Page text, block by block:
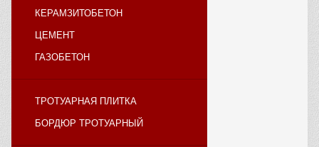
КЕРАМЗИТОБЕТОН
ЦЕМЕНТ
ГАЗОБЕТОН
ТРОТУАРНАЯ ПЛИТКА
БОРДЮР ТРОТУАРНЫЙ